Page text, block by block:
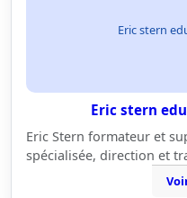
Eric stern
Eric stern
Eric Stern formateur et
spécialisée, direction et